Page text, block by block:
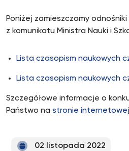
Poniżej zamieszczamy
z komunikatu Ministra Nauki i
Lista czasopism naukowych
Lista czasopism naukowych
Szczegółowe informacje o
Państwo na stronie internetowej
02 listopada 2022